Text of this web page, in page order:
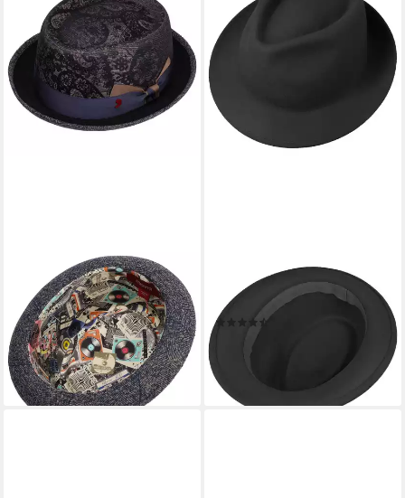
ALFONSO D´ESTE
Fedora (1-St) Porkpie mit
Futter, Made in Italy
114,00 €
lieferbar - in 2-3 Werktagen bei dir
Trilby (1-St) Trilby, Made in
Italy
44,95 €
lieferbar - in 2-3 Werktagen bei dir
+5